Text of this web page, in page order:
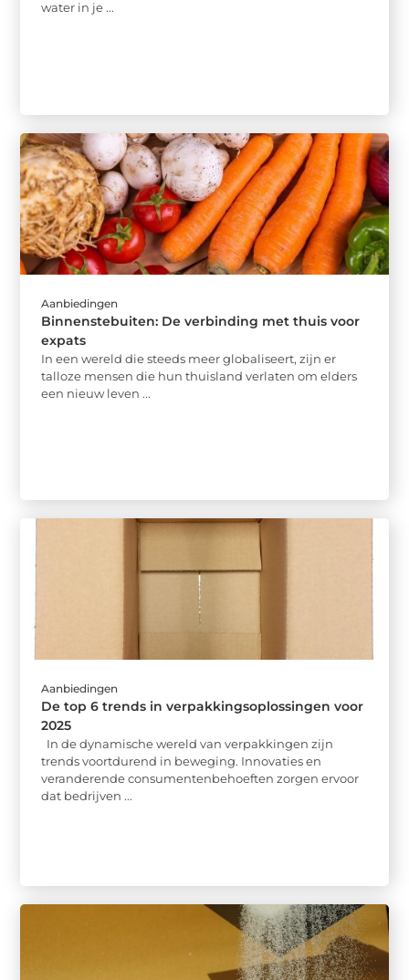
water in je ...
Aanbiedingen
Binnenstebuiten: De verbinding met thuis voor
expats
In een wereld die steeds meer globaliseert, zijn er
talloze mensen die hun thuisland verlaten om elders
een nieuw leven ...
Aanbiedingen
De top 6 trends in verpakkingsoplossingen voor
2025
In de dynamische wereld van verpakkingen zijn
trends voortdurend in beweging. Innovaties en
veranderende consumentenbehoeften zorgen ervoor
dat bedrijven ...